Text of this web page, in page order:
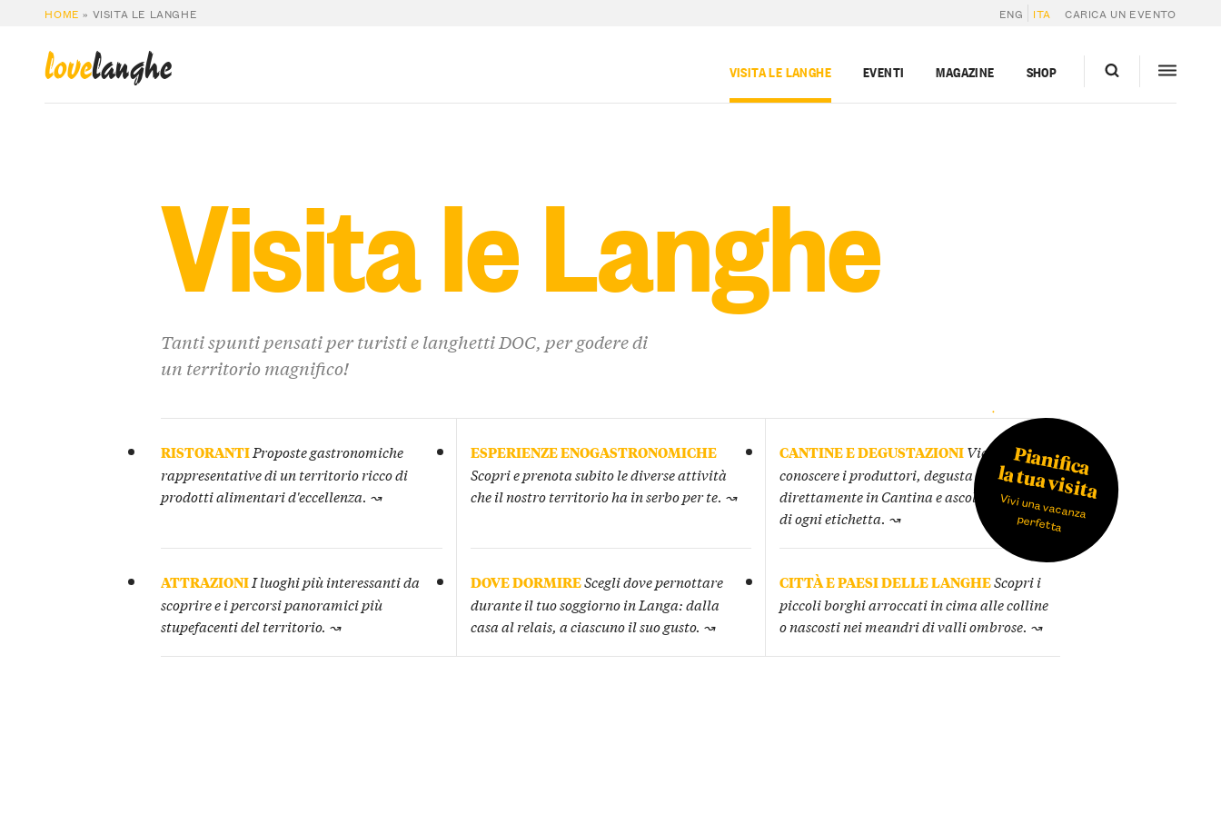
HOME » VISITA LE LANGHE ENG ITA CARICA UN EVENTO
lovelanghe VISITA LE LANGHE EVENTI MAGAZINE SHOP
Visita le Langhe
Tanti spunti pensati per turisti e langhetti DOC, per godere di
un territorio magnifico!
Pianifica
la tua visita
Vivi una vacanza
perfetta
RISTORANTIProposte gastronomiche
rappresentative di un territorio ricco di
prodotti alimentari d'eccellenza. ↝
ESPERIENZE ENOGASTRONOMICHE
Scopri e prenota subito le diverse attività
che il nostro territorio ha in serbo per te. ↝
CANTINE E DEGUSTAZIONIVieni a
conoscere i produttori, degusta i loro vini
direttamente in Cantina e ascolta la storia
di ogni etichetta. ↝
ATTRAZIONII luoghi più interessanti da
scoprire e i percorsi panoramici più
stupefacenti del territorio. ↝
DOVE DORMIREScegli dove pernottare
durante il tuo soggiorno in Langa: dalla
casa al relais, a ciascuno il suo gusto. ↝
CITTÀ E PAESI DELLE LANGHEScopri i
piccoli borghi arroccati in cima alle colline
o nascosti nei meandri di valli ombrose. ↝